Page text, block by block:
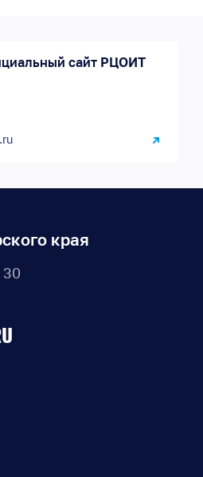
сайт РЦОИТ
края
30